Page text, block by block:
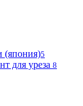
(япония)5
для уреза 8